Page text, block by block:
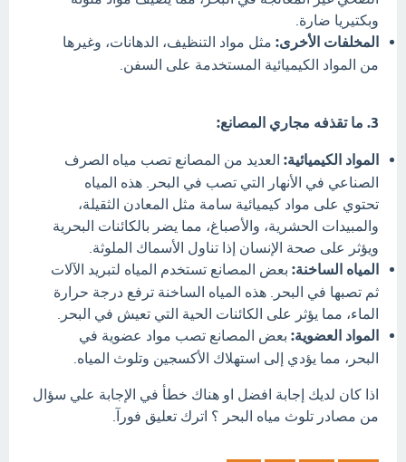
وبكتيريا ضارة.
المخلفات الأخرى: مثل مواد التنظيف، الدهانات، وغيرها
من المواد الكيميائية المستخدمة على السفن.
3. ما تقذفه مجاري المصانع:
المواد الكيميائية: العديد من المصانع تصب مياه الصرف
الصناعي في الأنهار التي تصب في البحر. هذه المياه
تحتوي على مواد كيميائية سامة مثل المعادن الثقيلة،
والمبيدات الحشرية، والأصباغ، مما يضر بالكائنات البحرية
ويؤثر على صحة الإنسان إذا تناول الأسماك الملوثة.
المياه الساخنة: بعض المصانع تستخدم المياه لتبريد الآلات
ثم تصبها في البحر. هذه المياه الساخنة ترفع درجة حرارة
الماء، مما يؤثر على الكائنات الحية التي تعيش في البحر.
المواد العضوية: بعض المصانع تصب مواد عضوية في
البحر، مما يؤدي إلى استهلاك الأكسجين وتلوث المياه.
اذا كان لديك إجابة افضل او هناك خطأ في الإجابة علي سؤال
من مصادر تلوث مياه البحر ؟ اترك تعليق فورآ.